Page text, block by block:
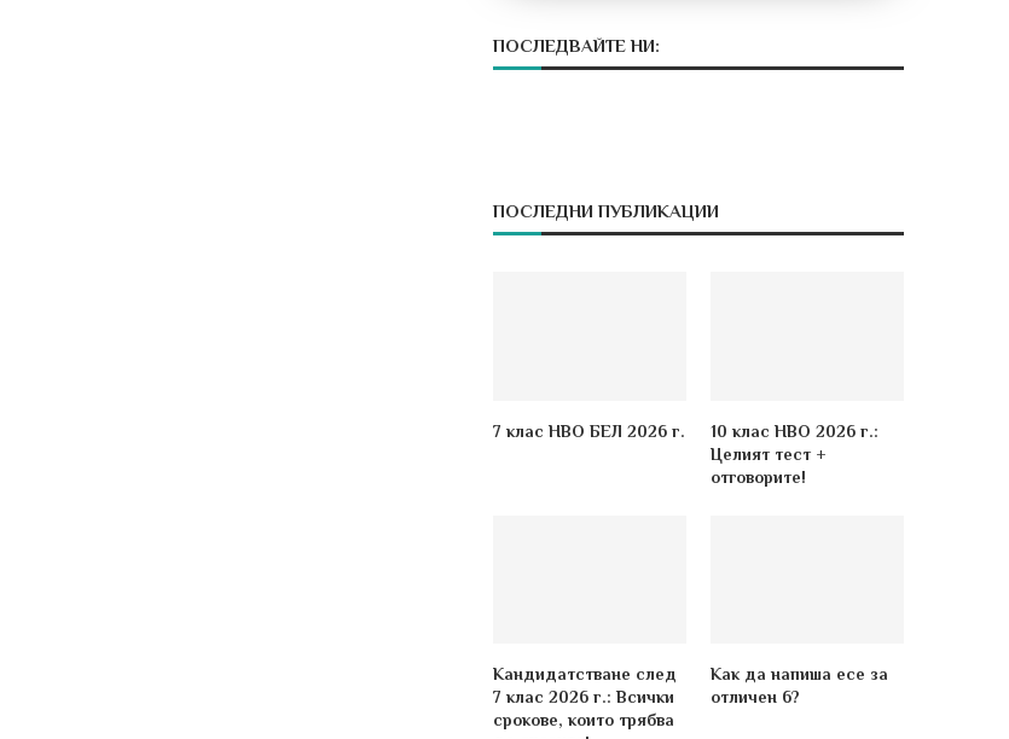
ПОСЛЕДВАЙТЕ НИ:
ПОСЛЕДНИ ПУБЛИКАЦИИ
7 клас НВО БЕЛ 2026 г.
10 клас НВО 2026 г.:
Целият тест +
отговорите!
Кандидатстване след
7 клас 2026 г.: Всички
срокове, които трябва
Как да напиша есе за
отличен 6?